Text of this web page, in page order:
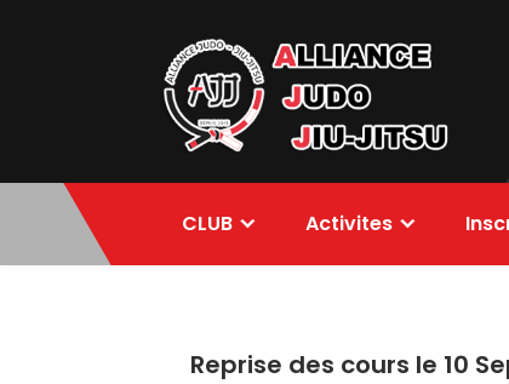
Alliance Judo
Jiu-jitsu
CLUB Activites
Reprise des cours le 10